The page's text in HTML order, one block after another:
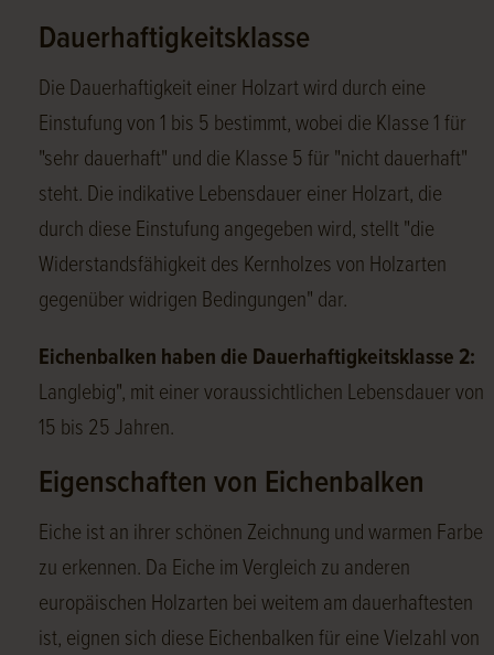
Dauerhaftigkeitsklasse
Die Dauerhaftigkeit einer Holzart wird durch eine
Einstufung von 1 bis 5 bestimmt, wobei die Klasse 1 für
"sehr dauerhaft" und die Klasse 5 für "nicht dauerhaft"
steht. Die indikative Lebensdauer einer Holzart, die
durch diese Einstufung angegeben wird, stellt "die
Widerstandsfähigkeit des Kernholzes von Holzarten
gegenüber widrigen Bedingungen" dar.
Eichenbalken haben die Dauerhaftigkeitsklasse 2:
Langlebig", mit einer voraussichtlichen Lebensdauer von
15 bis 25 Jahren.
Eigenschaften von Eichenbalken
Eiche ist an ihrer schönen Zeichnung und warmen Farbe
zu erkennen. Da Eiche im Vergleich zu anderen
europäischen Holzarten bei weitem am dauerhaftesten
ist, eignen sich diese Eichenbalken für eine Vielzahl von